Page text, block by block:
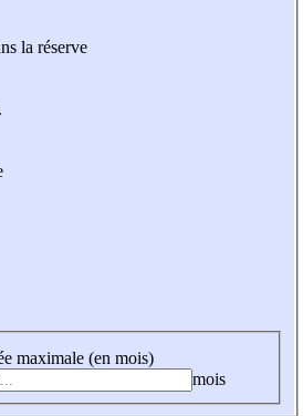
la réserve
maximale (en mois)
mois